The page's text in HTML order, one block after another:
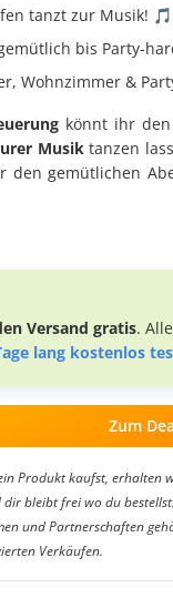
tanzt zur Musik! 🎵
bis Party-
Wohnzimmer &
könnt ihr den
Musiktanzen
den gemütlichen
Versand gratis.
lang kostenlos
Zum
Produkt kaufst,
bleibt frei wo du
und Partnerschaften
Verkäufen.